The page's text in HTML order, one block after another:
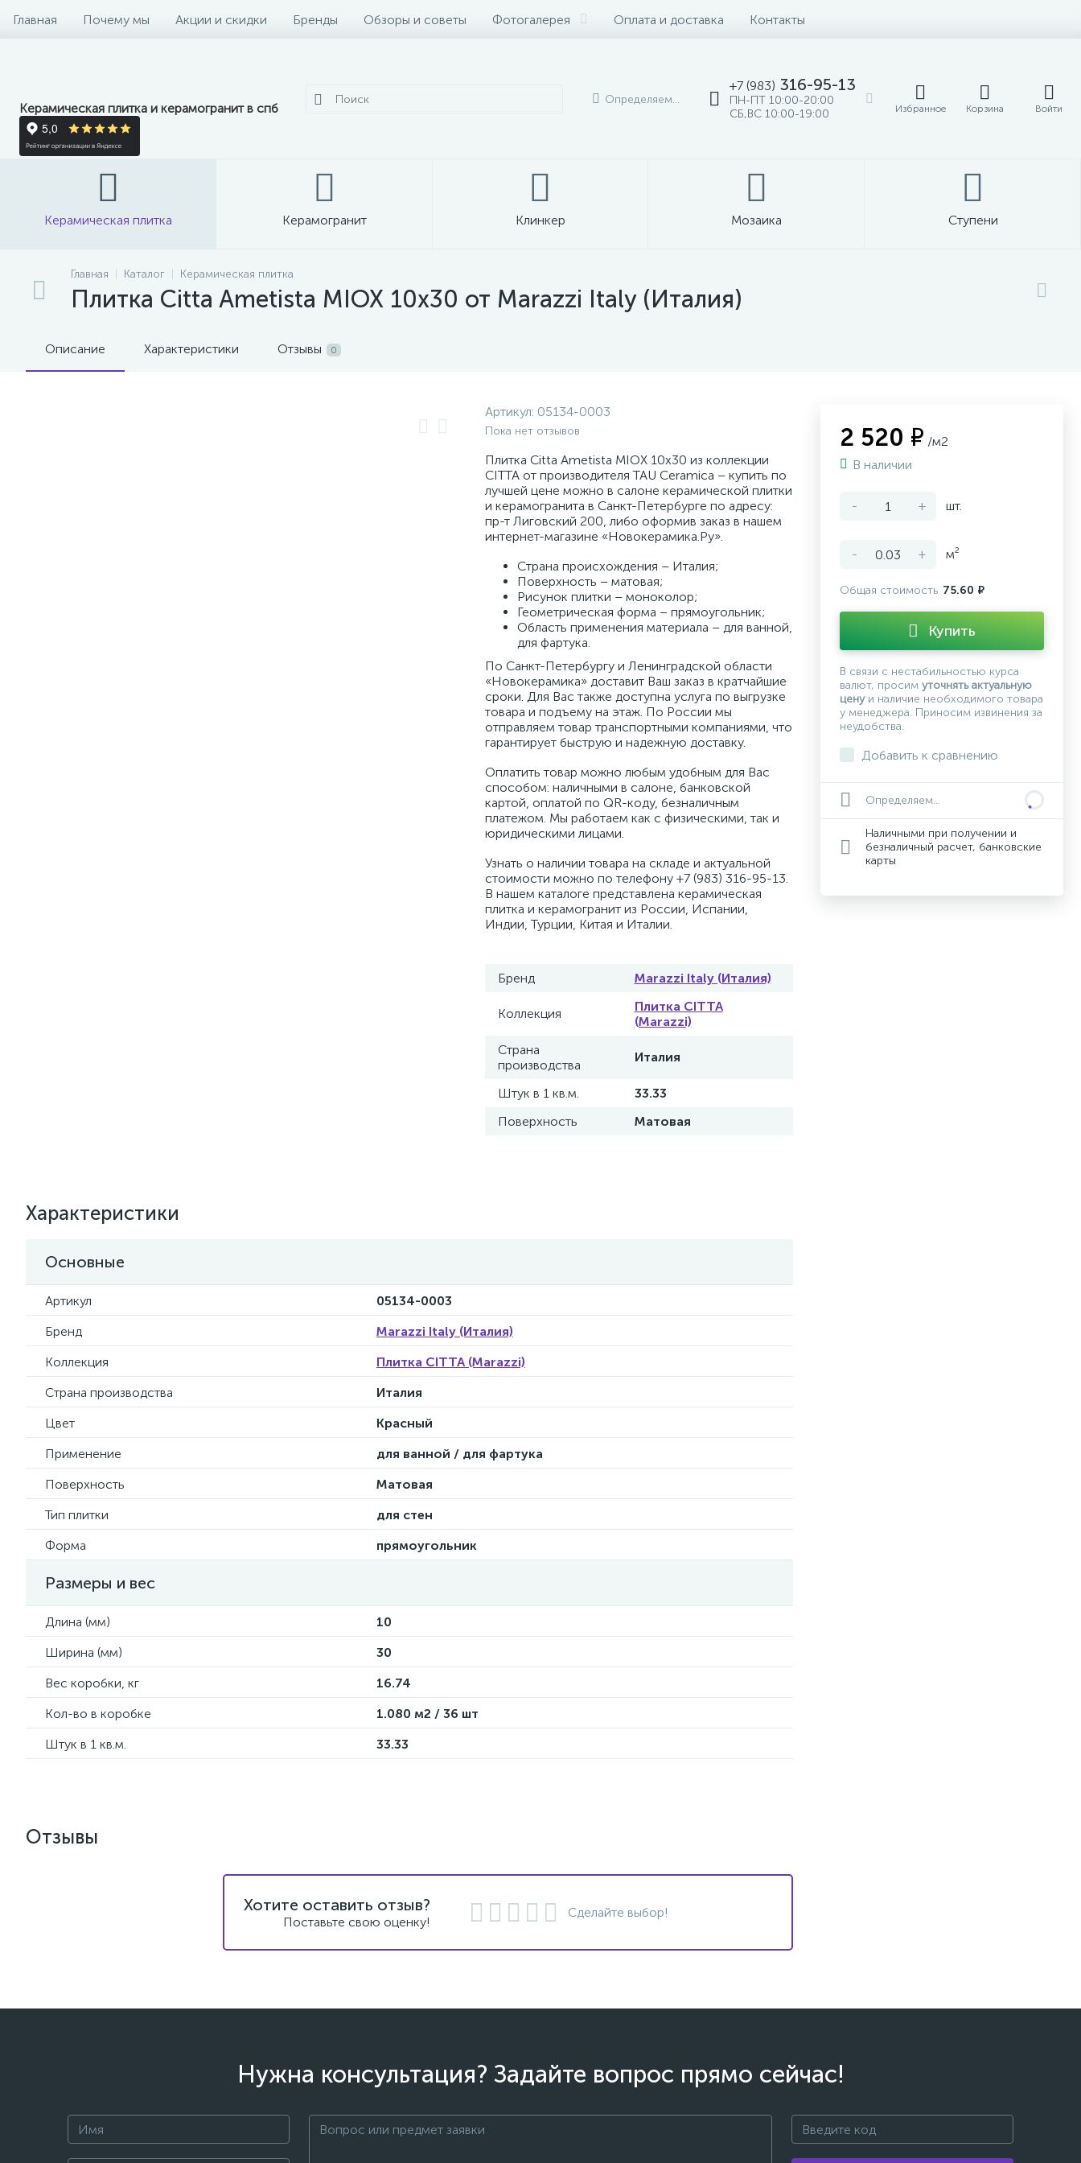
Главная Почему мы Акции и скидки Бренды Обзоры и советы Фотогалерея Оплата и доставка Контакты
Керамическая плитка и керамогранит в спб
Определяем...
+7 (983) 316-95-13
ПН-ПТ 10:00-20:00
СБ,ВС 10:00-19:00
Избранное Корзина Войти
Керамическая плитка Керамогранит Клинкер Мозаика Ступени
Главная Каталог Керамическая плитка
Плитка Citta Ametista MIOX 10x30 от Marazzi Italy (Италия)
Описание Характеристики Отзывы 0
Артикул: 05134-0003
Пока нет отзывов
Плитка Citta Ametista MIOX 10x30 из коллекции
CITTA от производителя TAU Ceramica – купить по
лучшей цене можно в салоне керамической плитки
и керамогранита в Санкт-Петербурге по адресу:
пр-т Лиговский 200, либо оформив заказ в нашем
интернет-магазине «Новокерамика.Ру».
Страна происхождения – Италия;
Поверхность – матовая;
Рисунок плитки – моноколор;
Геометрическая форма – прямоугольник;
Область применения материала – для ванной,
для фартука.
По Санкт-Петербургу и Ленинградской области
«Новокерамика» доставит Ваш заказ в кратчайшие
сроки. Для Вас также доступна услуга по выгрузке
товара и подъему на этаж. По России мы
отправляем товар транспортными компаниями, что
гарантирует быструю и надежную доставку.
Оплатить товар можно любым удобным для Вас
способом: наличными в салоне, банковской
картой, оплатой по QR-коду, безналичным
платежом. Мы работаем как с физическими, так и
юридическими лицами.
Узнать о наличии товара на складе и актуальной
стоимости можно по телефону +7 (983) 316-95-13.
В нашем каталоге представлена керамическая
плитка и керамогранит из России, Испании,
Индии, Турции, Китая и Италии.
Бренд Marazzi Italy (Италия)
Коллекция
Плитка CITTA
(Marazzi)
Страна
производства
Италия
Штук в 1 кв.м.
33.33
Поверхность
Матовая
Характеристики
Основные
Артикул
05134-0003
Бренд
Marazzi Italy (Италия)
Коллекция
Плитка CITTA (Marazzi)
Страна производства
Италия
Цвет
Красный
Применение
для ванной / для фартука
Поверхность
Матовая
Тип плитки
для стен
Форма
прямоугольник
Размеры и вес
Длина (мм)
10
Ширина (мм)
30
Вес коробки, кг
16.74
Кол-во в коробке
1.080 м2 / 36 шт
Штук в 1 кв.м.
33.33
2 520 ₽ /м2
В наличии
- + шт.
- + м²
Общая стоимость 75.60 ₽
Купить
В связи с нестабильностью курса
валют, просим уточнять актуальную
ценуи наличие необходимого товара
у менеджера. Приносим извинения за
неудобства.
Добавить к сравнению
Определяем...
Наличными при получении и
безналичный расчет, банковские
карты
Отзывы
Хотите оставить отзыв?
Поставьте свою оценку!
Сделайте выбор!
Нужна консультация? Задайте вопрос прямо сейчас!